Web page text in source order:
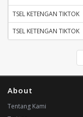
TSEL KETENGAN TIKTOK
TSEL KETENGAN TIKTOK
About
Tentang Kami